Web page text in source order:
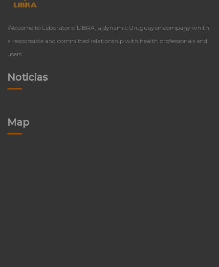
Welcome to Laboratorio LIBRA, a dynamic Uruguayan company whith
a responsible and committed relationship with health professionals and
users.
Noticias
Map